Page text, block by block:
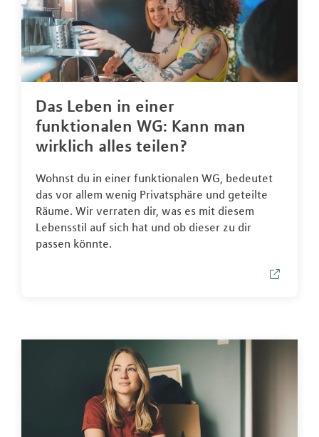
Das Leben in einer
funktionalen WG: Kann man
wirklich alles teilen?
Wohnst du in einer funktionalen WG, bedeutet
das vor allem wenig Privatsphäre und geteilte
Räume. Wir verraten dir, was es mit diesem
Lebensstil auf sich hat und ob dieser zu dir
passen könnte.